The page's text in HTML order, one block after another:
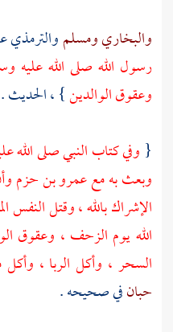
والبخاريومسلموالترمذي
رسول الله صلى الله عليه
وعقوق الوالدين} ، الحديث .
{ وفي كتاب النبي صلى الله
وبعث به مععمرو بن حزم
الإشراك بالله ، وقتل النفس
الله يوم الزحف ، وعقوق
السحر ، وأكل الربا ، وأكل
حبانفي صحيحه .